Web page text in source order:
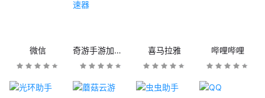
微信 奇游手游加速器 喜马拉雅 哔哩哔哩